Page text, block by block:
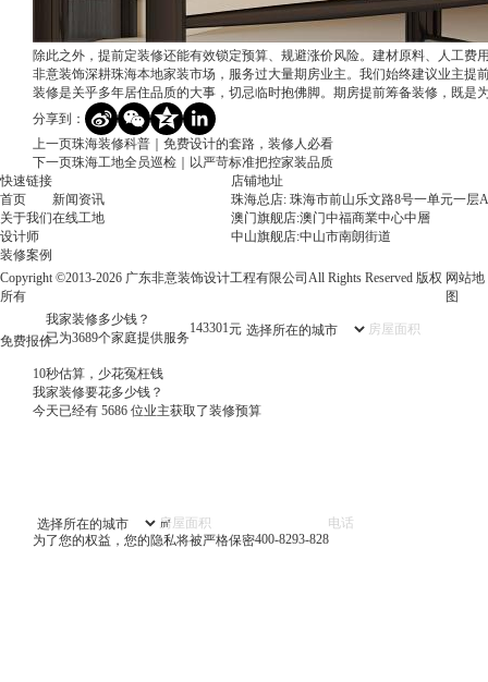
除此之外，提前定装修还能有效锁定预算、规避涨价风险。建材原料、人工
非意装饰深耕珠海本地家装市场，服务过大量期房业主。我们始终建议业主
装修是关乎多年居住品质的大事，切忌临时抱佛脚。期房提前筹备装修，既
分享到：
上一页珠海装修科普｜免费设计的套路，装修人必看
下一页珠海工地全员巡检｜以严苛标准把控家装品质
快速链接
首页
关于我们
设计师
装修案例
新闻资讯
在线工地
店铺地址
珠海总店: 珠海市前山乐文路8号一单元一层
澳门旗舰店:澳门中福商業中心中層
中山旗舰店:中山市南朗街道
Copyright ©2013-2026 广东非意装饰设计工程有限公司All Rights Reserved 版权
所有
网站地
图
免费报价
我家装修多少钱？
已为3689个家庭提供服务
87974元
10秒估算，少花冤枉钱
我家装修要花多少钱？
今天已经有 5686 位业主获取了装修预算
㎡
为了您的权益，您的隐私将被严格保密400-8293-828